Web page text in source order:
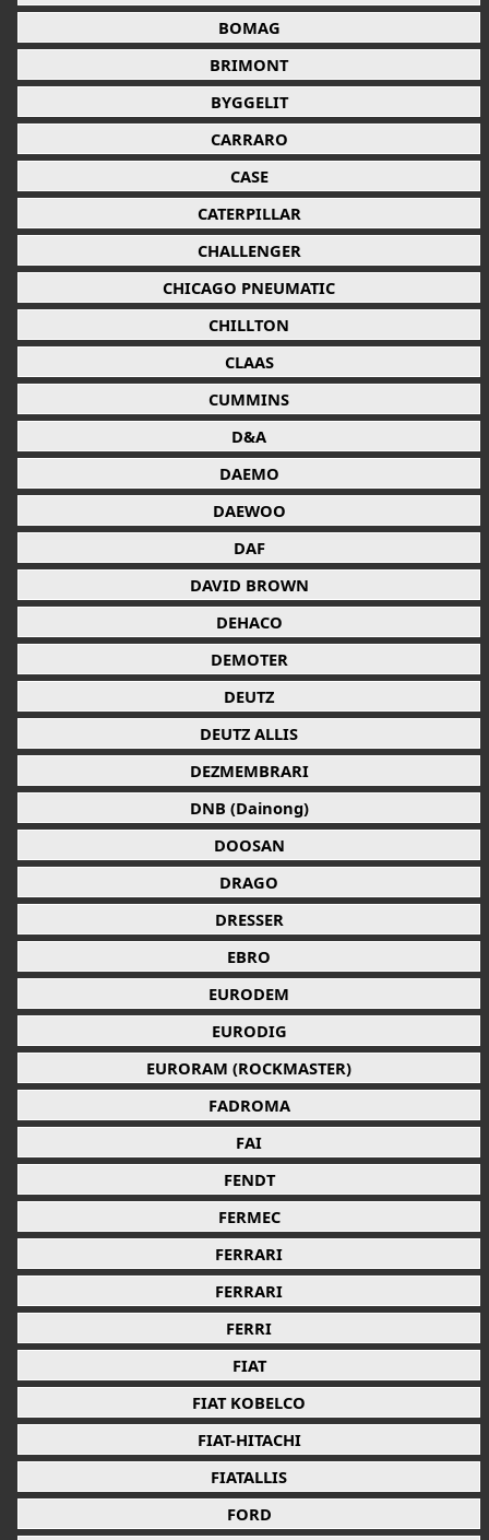
BOMAG
BRIMONT
BYGGELIT
CARRARO
CASE
CATERPILLAR
CHALLENGER
CHICAGO PNEUMATIC
CHILLTON
CLAAS
CUMMINS
D&A
DAEMO
DAEWOO
DAF
DAVID BROWN
DEHACO
DEMOTER
DEUTZ
DEUTZ ALLIS
DEZMEMBRARI
DNB (Dainong)
DOOSAN
DRAGO
DRESSER
EBRO
EURODEM
EURODIG
EURORAM (ROCKMASTER)
FADROMA
FAI
FENDT
FERMEC
FERRARI
FERRARI
FERRI
FIAT
FIAT KOBELCO
FIAT-HITACHI
FIATALLIS
FORD